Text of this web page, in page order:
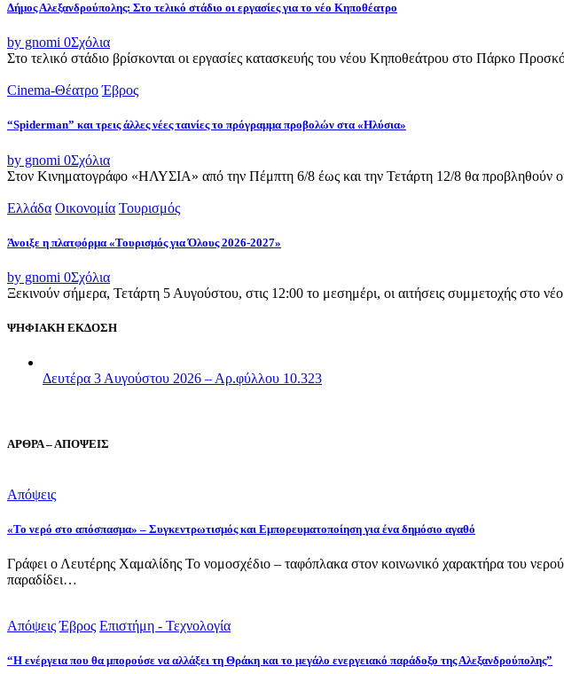
Δήμος Αλεξανδρούπολης: Στο τελικό στάδιο οι εργασίες για το νέο Κηποθέατρο
by gnomi 0Σχόλια
Στο τελικό στάδιο βρίσκονται οι εργασίες κατασκευής του νέου Κηποθεάτρου στο Πάρκο
Cinema-Θέατρο Έβρος
“Spiderman” και τρεις άλλες νέες ταινίες το πρόγραμμα προβολών στα «Ηλύσια»
by gnomi 0Σχόλια
Στον Κινηματογράφο «ΗΛΥΣΙΑ» από την Πέμπτη 6/8 έως και την Τετάρτη 12/8 θα προβληθούν οι
Ελλάδα Οικονομία Τουρισμός
Άνοιξε η πλατφόρμα «Τουρισμός για Όλους 2026-2027»
by gnomi 0Σχόλια
Ξεκινούν σήμερα, Τετάρτη 5 Αυγούστου, στις 12:00 το μεσημέρι, οι αιτήσεις συμμετοχής στο
ΨΗΦΙΑΚΗ ΕΚΔΟΣΗ
Δευτέρα 3 Αυγούστου 2026 – Αρ.φύλλου 10.323
ΑΡΘΡΑ – ΑΠΟΨΕΙΣ
Απόψεις
«Το νερό στο απόσπασμα» – Συγκεντρωτισμός και Εμπορευματοποίηση για ένα δημόσιο αγαθό
Γράφει ο Λευτέρης Χαμαλίδης Το νομοσχέδιο – ταφόπλακα στον κοινωνικό χαρακτήρα του
παραδίδει…
Απόψεις Έβρος Επιστήμη - Τεχνολογία
“Η ενέργεια που θα μπορούσε να αλλάξει τη Θράκη και το μεγάλο ενεργειακό παράδοξο της Αλεξανδρούπολης”